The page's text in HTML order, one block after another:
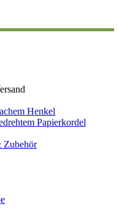
Henkel
Papierkordel
Zubehör